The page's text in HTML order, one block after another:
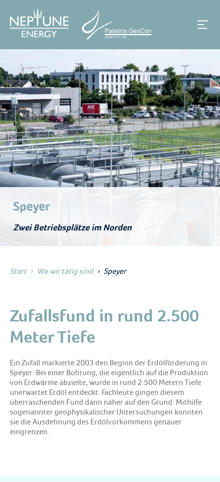
Speyer
Zwei Betriebsplätze im Norden
Start Wo wir tätig sind Speyer
Zufallsfund in rund 2.500
Meter Tiefe
Ein Zufall markierte 2003 den Beginn der Erdölförderung in
Speyer: Bei einer Bohrung, die eigentlich auf die Produktion
von Erdwärme abzielte, wurde in rund 2.500 Metern Tiefe
unerwartet Erdöl entdeckt. Fachleute gingen diesem
überraschenden Fund dann näher auf den Grund: Mithilfe
sogenannter geophysikalischer Untersuchungen konnten
sie die Ausdehnung des Erdölvorkommens genauer
eingrenzen.